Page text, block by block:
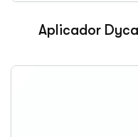
Aplicador